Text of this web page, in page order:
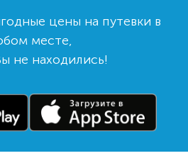
цены на путевки в
месте,
не находились!